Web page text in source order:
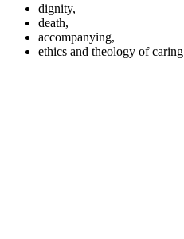
dignity,
death,
accompanying,
ethics and theology of caring